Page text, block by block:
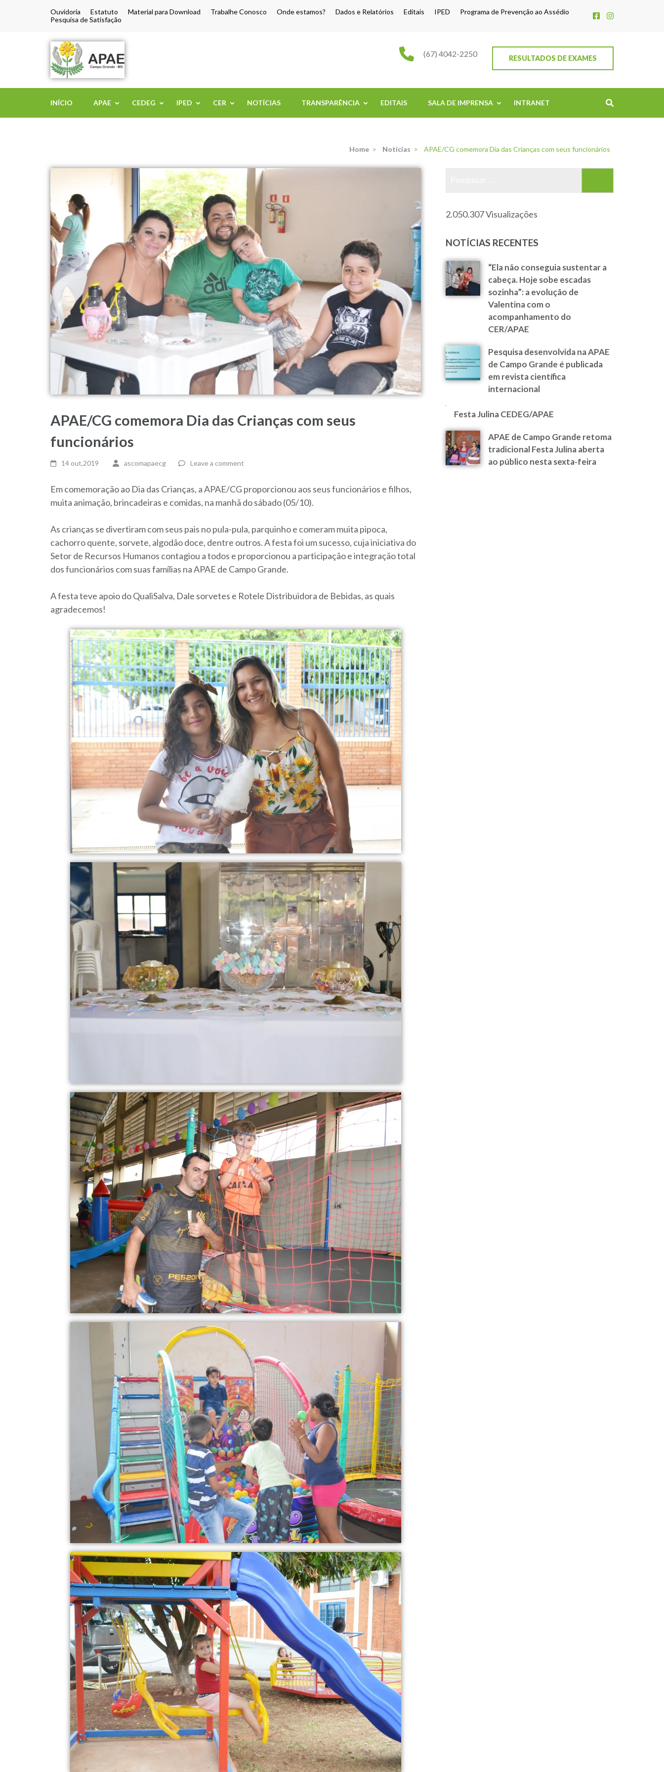
Ouvidoria Estatuto Material para Download Trabalhe Conosco Onde estamos? Dados e Relatórios Editais IPED
Programa de Prevenção ao Assédio
Pesquisa de Satisfação
RESULTADOS DE EXAMES
(67) 4042-2250
INÍCIO APAE CEDEG IPED CER NOTÍCIAS TRANSPARÊNCIA EDITAIS SALA DE IMPRENSA INTRANET
Home > Notícias > APAE/CG comemora Dia das Crianças com seus funcionários
APAE/CG comemora Dia das Crianças com seus
funcionários
14 out,2019 ascomapaecg Leave a comment
Em comemoração ao Dia das Crianças, a APAE/CG proporcionou aos seus funcionários e filhos,
muita animação, brincadeiras e comidas, na manhã do sábado (05/10).
As crianças se divertiram com seus pais no pula-pula, parquinho e comeram muita pipoca,
cachorro quente, sorvete, algodão doce, dentre outros. A festa foi um sucesso, cuja iniciativa do
Setor de Recursos Humanos contagiou a todos e proporcionou a participação e integração total
dos funcionários com suas famílias na APAE de Campo Grande.
A festa teve apoio do QualiSalva, Dale sorvetes e Rotele Distribuidora de Bebidas, as quais
agradecemos!
2.050.307 Visualizações
NOTÍCIAS RECENTES
“Ela não conseguia sustentar a
cabeça. Hoje sobe escadas
sozinha”: a evolução de
Valentina com o
acompanhamento do
CER/APAE
Pesquisa desenvolvida na APAE
de Campo Grande é publicada
em revista científica
internacional
Festa Julina CEDEG/APAE
APAE de Campo Grande retoma
tradicional Festa Julina aberta
ao público nesta sexta-feira